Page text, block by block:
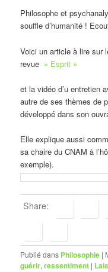
Philosophe et
souffle d’humanité !
Voici un article à lire sur
revue » Esprit »
et la vidéo d’u entretien
autre de ses thèmes de
développé dans son
Elle explique aussi
sa chaire du CNAM à
exemple).
Share:
Publié dans Philosophie |
guérir,ressentiment |